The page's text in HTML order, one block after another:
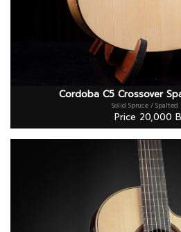
Cordoba C5 Crossover
Solid Spruce / Spalted
Price 20,000